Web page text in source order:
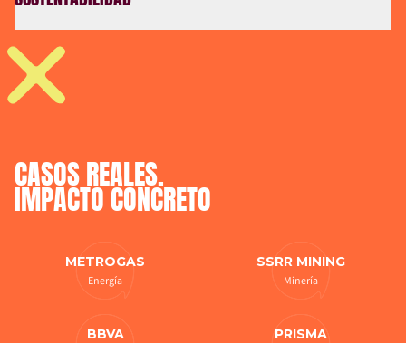
CASOS REALES.
IMPACTO CONCRETO
METROGAS
Energía
SSRR MINING
Minería
BBVA PRISMA